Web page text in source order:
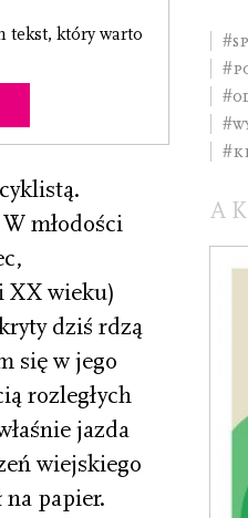
tekst, który warto
młodości
XX wieku)
dziś rdzą
się w jego
rozległych
jazda
wiejskiego
na papier.